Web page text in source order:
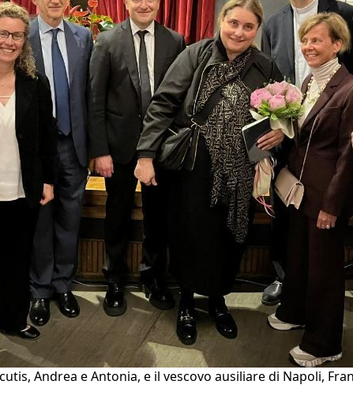
Andrea e Antonia, e il vescovo ausiliare di Napoli,